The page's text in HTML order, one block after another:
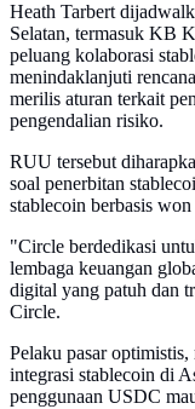
Heath Tarbert
Selatan, termasuk KB
peluang kolaborasi
menindaklanjuti
merilis aturan terkait
pengendalian risiko.
RUU tersebut
soal penerbitan
stablecoin berbasis
"Circle berdedikasi
lembaga keuangan
digital yang patuh dan
Circle.
Pelaku pasar
integrasi stablecoin di
penggunaan USDC